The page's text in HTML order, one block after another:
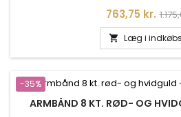
Pris
763,75 kr.
 Læg i
-35%
ARMBÅND 8 KT. RØD- OG